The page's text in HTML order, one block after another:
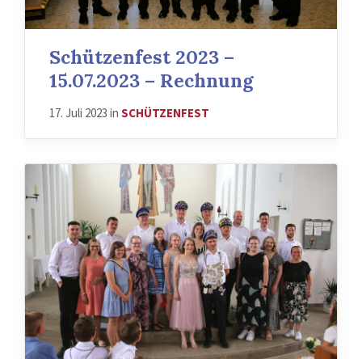
Schützenfest 2023 –
15.07.2023 – Rechnung
17. Juli 2023 in SCHÜTZENFEST